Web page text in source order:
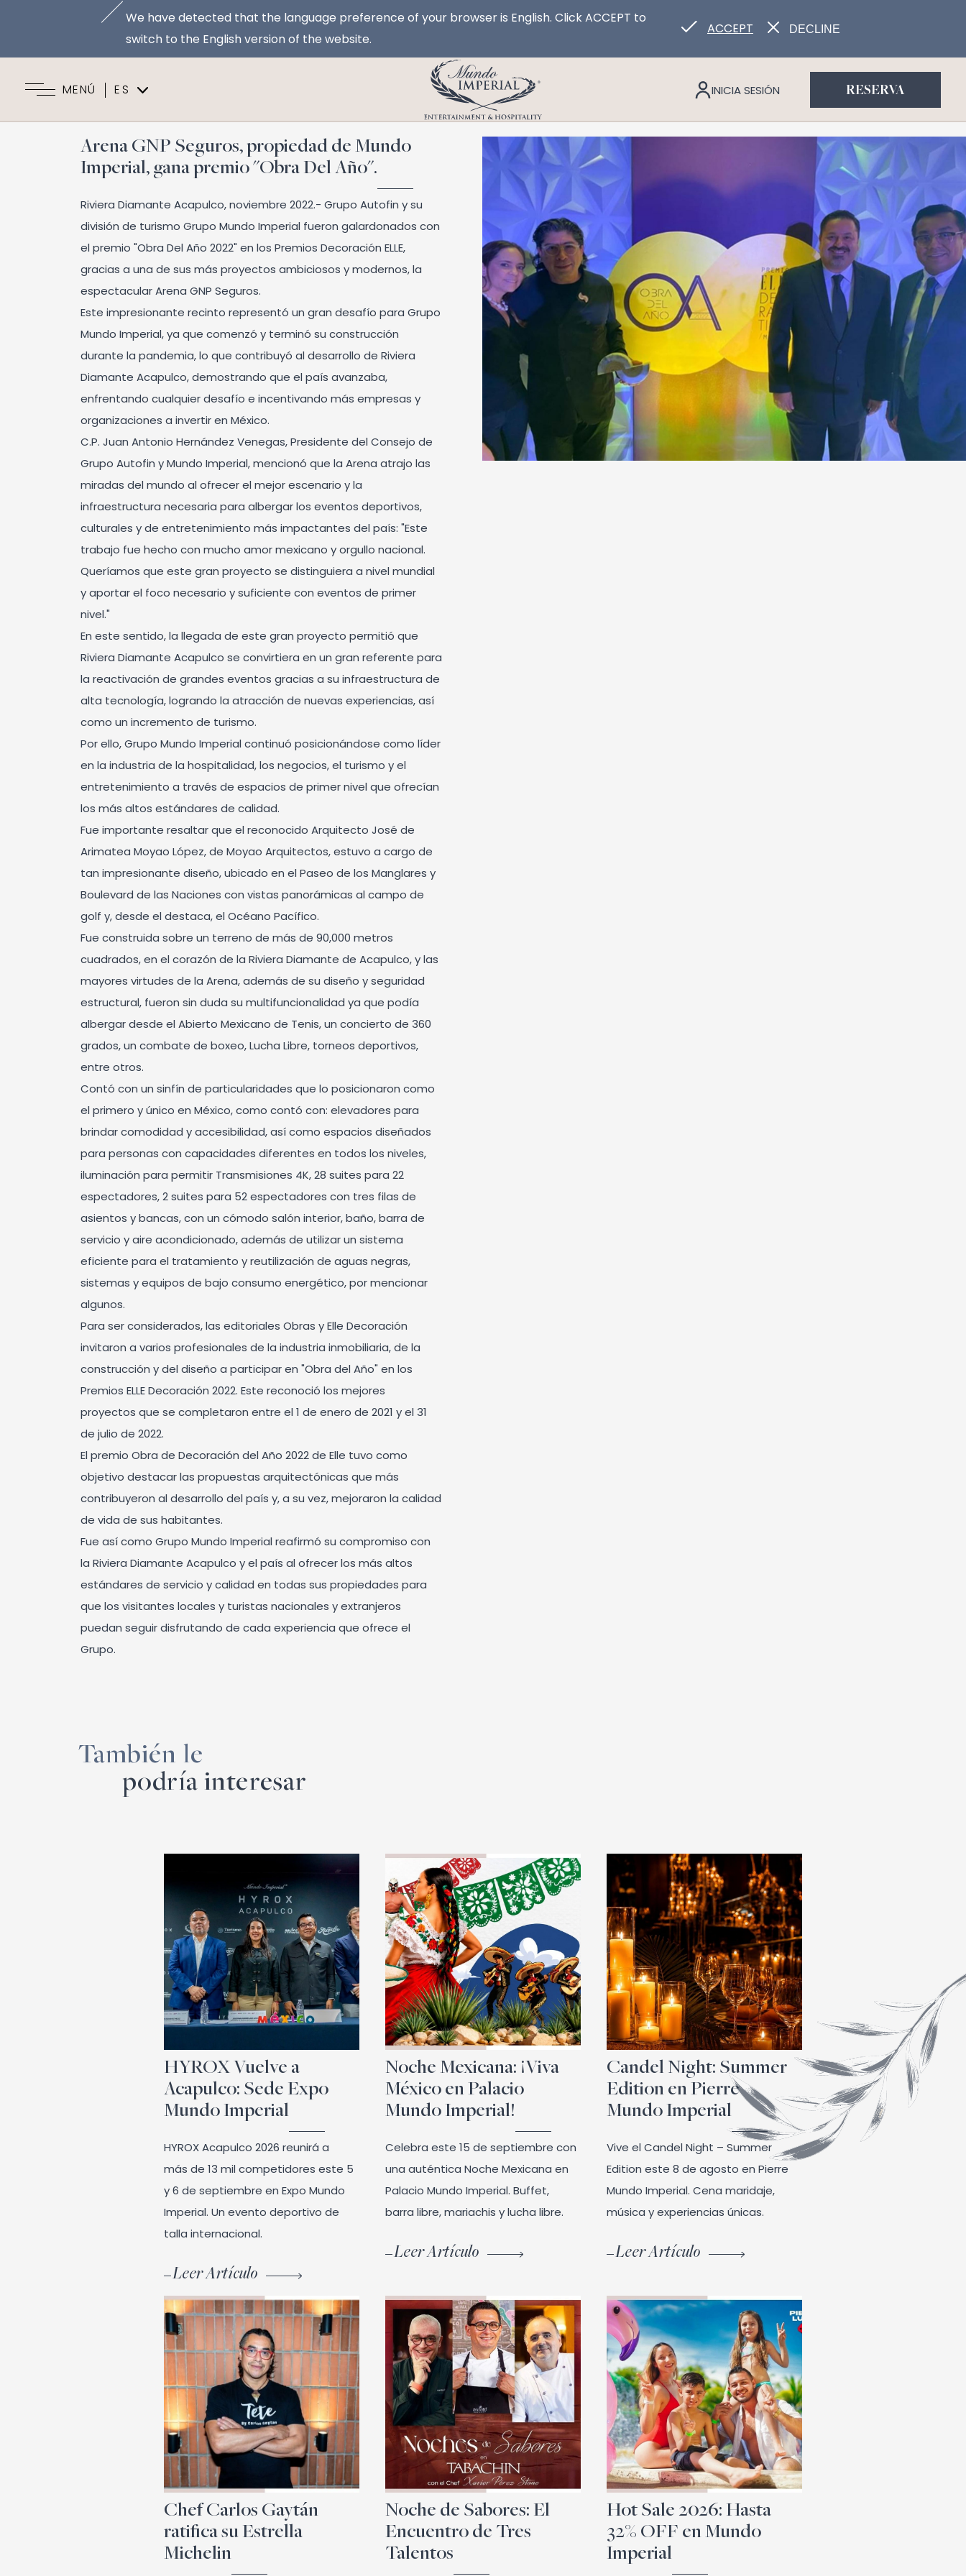
MENÚ
ES
RESERVA
INICIA SESIÓN
We have detected that the language preference of your browser is English. Click ACCEPT to
switch to the English version of the website.
ACCEPT DECLINE
Arena GNP Seguros, propiedad de Mundo
Imperial, gana premio "Obra Del Año".
Riviera Diamante Acapulco, noviembre 2022.- Grupo Autofin y su
división de turismo Grupo Mundo Imperial fueron galardonados con
el premio "Obra Del Año 2022" en los Premios Decoración ELLE,
gracias a una de sus más proyectos ambiciosos y modernos, la
espectacular Arena GNP Seguros.
Este impresionante recinto representó un gran desafío para Grupo
Mundo Imperial, ya que comenzó y terminó su construcción
durante la pandemia, lo que contribuyó al desarrollo de Riviera
Diamante Acapulco, demostrando que el país avanzaba,
enfrentando cualquier desafío e incentivando más empresas y
organizaciones a invertir en México.
C.P. Juan Antonio Hernández Venegas, Presidente del Consejo de
Grupo Autofin y Mundo Imperial, mencionó que la Arena atrajo las
miradas del mundo al ofrecer el mejor escenario y la
infraestructura necesaria para albergar los eventos deportivos,
culturales y de entretenimiento más impactantes del país: "Este
trabajo fue hecho con mucho amor mexicano y orgullo nacional.
Queríamos que este gran proyecto se distinguiera a nivel mundial
y aportar el foco necesario y suficiente con eventos de primer
nivel."
En este sentido, la llegada de este gran proyecto permitió que
Riviera Diamante Acapulco se convirtiera en un gran referente para
la reactivación de grandes eventos gracias a su infraestructura de
alta tecnología, logrando la atracción de nuevas experiencias, así
como un incremento de turismo.
Por ello, Grupo Mundo Imperial continuó posicionándose como líder
en la industria de la hospitalidad, los negocios, el turismo y el
entretenimiento a través de espacios de primer nivel que ofrecían
los más altos estándares de calidad.
Fue importante resaltar que el reconocido Arquitecto José de
Arimatea Moyao López, de Moyao Arquitectos, estuvo a cargo de
tan impresionante diseño, ubicado en el Paseo de los Manglares y
Boulevard de las Naciones con vistas panorámicas al campo de
golf y, desde el destaca, el Océano Pacífico.
Fue construida sobre un terreno de más de 90,000 metros
cuadrados, en el corazón de la Riviera Diamante de Acapulco, y las
mayores virtudes de la Arena, además de su diseño y seguridad
estructural, fueron sin duda su multifuncionalidad ya que podía
albergar desde el Abierto Mexicano de Tenis, un concierto de 360
grados, un combate de boxeo, Lucha Libre, torneos deportivos,
entre otros.
Contó con un sinfín de particularidades que lo posicionaron como
el primero y único en México, como contó con: elevadores para
brindar comodidad y accesibilidad, así como espacios diseñados
para personas con capacidades diferentes en todos los niveles,
iluminación para permitir Transmisiones 4K, 28 suites para 22
espectadores, 2 suites para 52 espectadores con tres filas de
asientos y bancas, con un cómodo salón interior, baño, barra de
servicio y aire acondicionado, además de utilizar un sistema
eficiente para el tratamiento y reutilización de aguas negras,
sistemas y equipos de bajo consumo energético, por mencionar
algunos.
Para ser considerados, las editoriales Obras y Elle Decoración
invitaron a varios profesionales de la industria inmobiliaria, de la
construcción y del diseño a participar en "Obra del Año" en los
Premios ELLE Decoración 2022. Este reconoció los mejores
proyectos que se completaron entre el 1 de enero de 2021 y el 31
de julio de 2022.
El premio Obra de Decoración del Año 2022 de Elle tuvo como
objetivo destacar las propuestas arquitectónicas que más
contribuyeron al desarrollo del país y, a su vez, mejoraron la calidad
de vida de sus habitantes.
Fue así como Grupo Mundo Imperial reafirmó su compromiso con
la Riviera Diamante Acapulco y el país al ofrecer los más altos
estándares de servicio y calidad en todas sus propiedades para
que los visitantes locales y turistas nacionales y extranjeros
puedan seguir disfrutando de cada experiencia que ofrece el
Grupo.
También le
podría interesar
HYROX Vuelve a
Acapulco: Sede Expo
Mundo Imperial
HYROX Acapulco 2026 reunirá a
más de 13 mil competidores este 5
y 6 de septiembre en Expo Mundo
Imperial. Un evento deportivo de
talla internacional.
Leer Artículo
Noche Mexicana: ¡Viva
México en Palacio
Mundo Imperial!
Celebra este 15 de septiembre con
una auténtica Noche Mexicana en
Palacio Mundo Imperial. Buffet,
barra libre, mariachis y lucha libre.
Leer Artículo
Candel Night: Summer
Edition en Pierre
Mundo Imperial
Vive el Candel Night – Summer
Edition este 8 de agosto en Pierre
Mundo Imperial. Cena maridaje,
música y experiencias únicas.
Leer Artículo
Chef Carlos Gaytán
ratifica su Estrella
Michelin
Noche de Sabores: El
Encuentro de Tres
Talentos
Hot Sale 2026: Hasta
32% OFF en Mundo
Imperial